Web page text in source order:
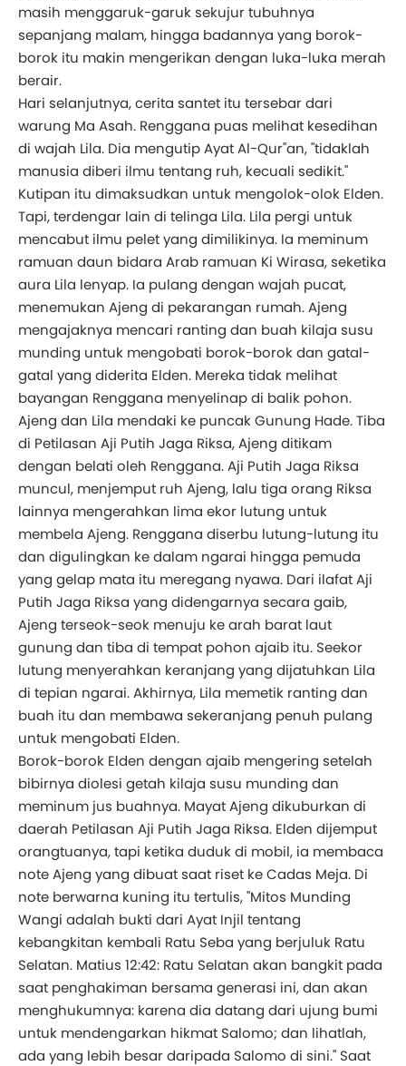
masih menggaruk-garuk sekujur tubuhnya
sepanjang malam, hingga badannya yang borok-
borok itu makin mengerikan dengan luka-luka merah
berair.
Hari selanjutnya, cerita santet itu tersebar dari
warung Ma Asah. Renggana puas melihat kesedihan
di wajah Lila. Dia mengutip Ayat Al-Qur"an, "tidaklah
manusia diberi ilmu tentang ruh, kecuali sedikit."
Kutipan itu dimaksudkan untuk mengolok-olok Elden.
Tapi, terdengar lain di telinga Lila. Lila pergi untuk
mencabut ilmu pelet yang dimilikinya. Ia meminum
ramuan daun bidara Arab ramuan Ki Wirasa, seketika
aura Lila lenyap. Ia pulang dengan wajah pucat,
menemukan Ajeng di pekarangan rumah. Ajeng
mengajaknya mencari ranting dan buah kilaja susu
munding untuk mengobati borok-borok dan gatal-
gatal yang diderita Elden. Mereka tidak melihat
bayangan Renggana menyelinap di balik pohon.
Ajeng dan Lila mendaki ke puncak Gunung Hade. Tiba
di Petilasan Aji Putih Jaga Riksa, Ajeng ditikam
dengan belati oleh Renggana. Aji Putih Jaga Riksa
muncul, menjemput ruh Ajeng, lalu tiga orang Riksa
lainnya mengerahkan lima ekor lutung untuk
membela Ajeng. Renggana diserbu lutung-lutung itu
dan digulingkan ke dalam ngarai hingga pemuda
yang gelap mata itu meregang nyawa. Dari ilafat Aji
Putih Jaga Riksa yang didengarnya secara gaib,
Ajeng terseok-seok menuju ke arah barat laut
gunung dan tiba di tempat pohon ajaib itu. Seekor
lutung menyerahkan keranjang yang dijatuhkan Lila
di tepian ngarai. Akhirnya, Lila memetik ranting dan
buah itu dan membawa sekeranjang penuh pulang
untuk mengobati Elden.
Borok-borok Elden dengan ajaib mengering setelah
bibirnya diolesi getah kilaja susu munding dan
meminum jus buahnya. Mayat Ajeng dikuburkan di
daerah Petilasan Aji Putih Jaga Riksa. Elden dijemput
orangtuanya, tapi ketika duduk di mobil, ia membaca
note Ajeng yang dibuat saat riset ke Cadas Meja. Di
note berwarna kuning itu tertulis, "Mitos Munding
Wangi adalah bukti dari Ayat Injil tentang
kebangkitan kembali Ratu Seba yang berjuluk Ratu
Selatan. Matius 12:42: Ratu Selatan akan bangkit pada
saat penghakiman bersama generasi ini, dan akan
menghukumnya: karena dia datang dari ujung bumi
untuk mendengarkan hikmat Salomo; dan lihatlah,
ada yang lebih besar daripada Salomo di sini." Saat